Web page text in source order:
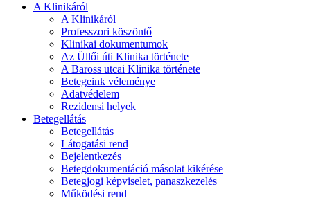
A Klinikáról
A Klinikáról
Professzori köszöntő
Klinikai dokumentumok
Az Üllői úti Klinika története
A Baross utcai Klinika története
Betegeink véleménye
Adatvédelem
Rezidensi helyek
Betegellátás
Betegellátás
Látogatási rend
Bejelentkezés
Betegdokumentáció másolat kikérése
Betegjogi képviselet, panaszkezelés
Működési rend